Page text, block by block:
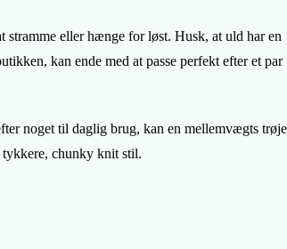
stramme eller hænge for løst. Husk, at uld har en
kan ende med at passe perfekt efter et par
noget til daglig brug, kan en mellemvægts trøje
chunky knit stil.